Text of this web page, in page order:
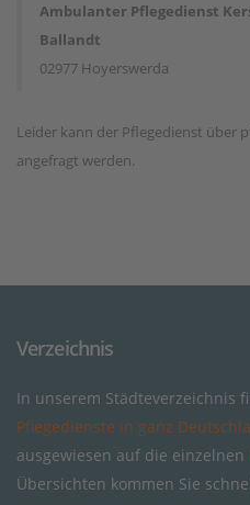
Ambulanter Pflegedienst
Ballandt
02977 Hoyerswerda
Leider kann der Pflegedienst über
angefragt werden.
Verzeichnis
In unserem Städteverzeichnis
Pflegedienste in ganz
ausgewiesen auf die einzelnen
Übersichten kommen Sie